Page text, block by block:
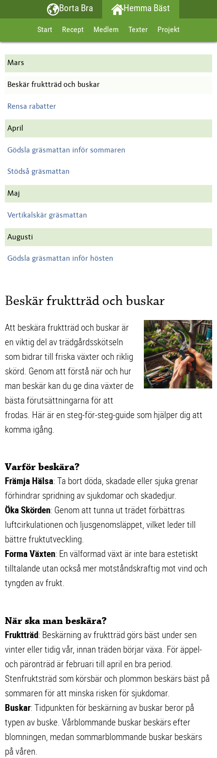
Borta Bra Hemma Bäst
Start Recept Medlem Texter Projekt
Mars
Beskär fruktträd och buskar
Rensa rabatter
April
Gödsla gräsmattan inför sommaren
Stödså gräsmattan
Maj
Vertikalskär gräsmattan
Augusti
Gödsla gräsmattan inför hösten
Beskär fruktträd och buskar
Att beskära fruktträd och buskar är
en viktig del av trädgårdsskötseln
som bidrar till friska växter och riklig
skörd. Genom att förstå när och hur
man beskär kan du ge dina växter de
bästa förutsättningarna för att
frodas. Här är en steg-för-steg-guide som hjälper dig att
komma igång.
Varför beskära?
Främja Hälsa: Ta bort döda, skadade eller sjuka grenar
förhindrar spridning av sjukdomar och skadedjur.
Öka Skörden: Genom att tunna ut trädet förbättras
luftcirkulationen och ljusgenomsläppet, vilket leder till
bättre fruktutveckling.
Forma Växten: En välformad växt är inte bara estetiskt
tilltalande utan också mer motståndskraftig mot vind och
tyngden av frukt.
När ska man beskära?
Fruktträd: Beskärning av fruktträd görs bäst under sen
vinter eller tidig vår, innan träden börjar växa. För äppel-
och päronträd är februari till april en bra period.
Stenfruktsträd som körsbär och plommon beskärs bäst på
sommaren för att minska risken för sjukdomar.
Buskar: Tidpunkten för beskärning av buskar beror på
typen av buske. Vårblommande buskar beskärs efter
blomningen, medan sommarblommande buskar beskärs
på våren.